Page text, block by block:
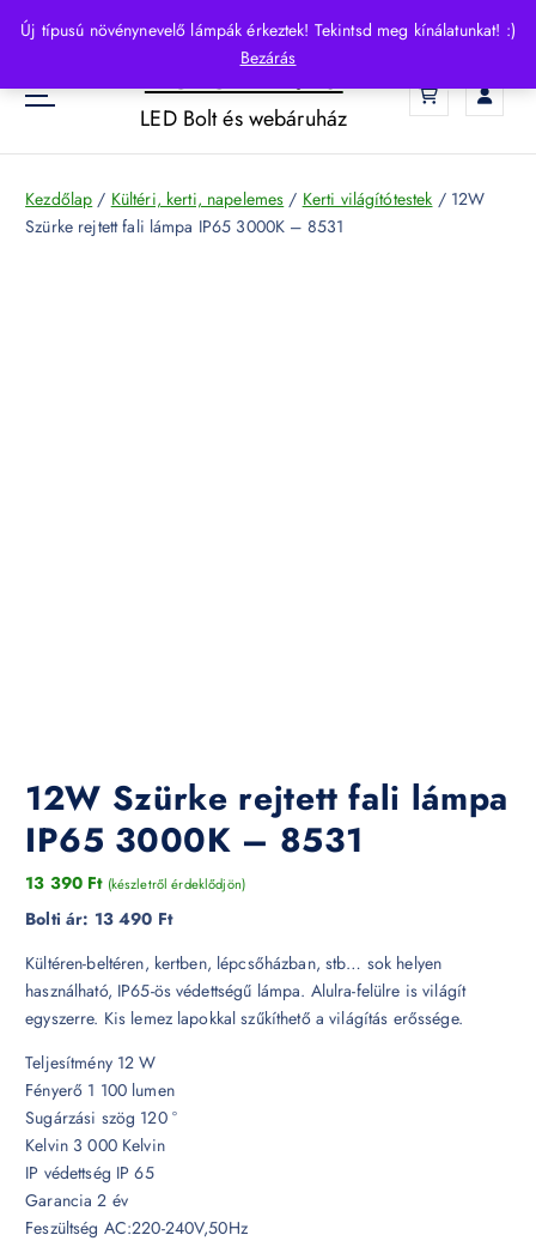
Új típusú növénynevelő lámpák érkeztek! Tekintsd meg kínálatunkat! :)
Bezárás
p
o
HelloLED.hu
LED Bolt és webáruház
Kezdőlap / Kültéri, kerti, napelemes / Kerti világítótestek / 12W
Szürke rejtett fali lámpa IP65 3000K – 8531
12W Szürke rejtett fali lámpa
IP65 3000K – 8531
13 390 Ft (készletről érdeklődjön)
Bolti ár: 13 490 Ft
Kültéren-beltéren, kertben, lépcsőházban, stb… sok helyen
használható, IP65-ös védettségű lámpa. Alulra-felülre is világít
egyszerre. Kis lemez lapokkal szűkíthető a világítás erőssége.
Teljesítmény 12 W
Fényerő 1 100 lumen
Sugárzási szög 120 °
Kelvin 3 000 Kelvin
IP védettség IP 65
Garancia 2 év
Feszültség AC:220-240V,50Hz